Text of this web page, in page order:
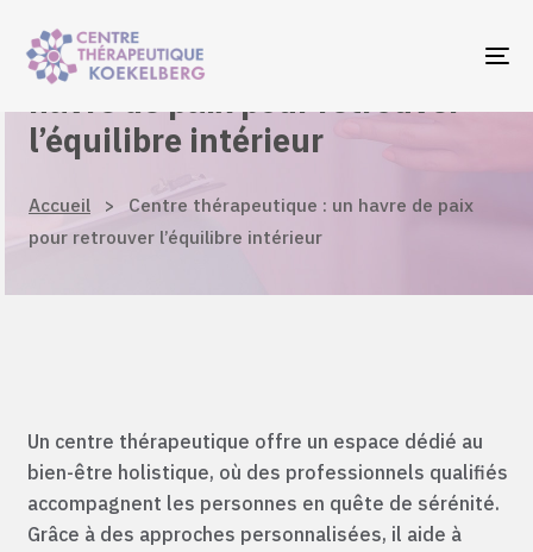
links
primary
navigation
Skip
content
Centre thérapeutique : un
havre de paix pour retrouver
l’équilibre intérieur
Accueil >
Centre thérapeutique : un havre de paix
pour retrouver l’équilibre intérieur
Un centre thérapeutique offre un espace dédié au
bien-être holistique, où des professionnels qualifiés
accompagnent les personnes en quête de sérénité.
Grâce à des approches personnalisées, il aide à